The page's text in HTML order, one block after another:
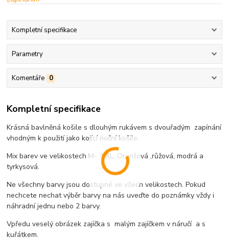
Kompletní specifikace
Parametry
Komentáře 0
Kompletní specifikace
Krásná bavlněná košile s dlouhým rukávem s dvouřadým zapínání
vhodným k použití jako kojící noční košile.
Mix barev ve velikostech M- 3 XL. Oranžová ,růžová, modrá a
tyrkysová.
Ne všechny barvy jsou dostupné ve všech velikostech. Pokud
nechcete nechat výběr barvy na nás uveďte do poznámky vždy i
náhradní jednu nebo 2 barvy.
Vpředu veselý obrázek zajíčka s malým zajíčkem v náručí a s
kuřátkem.